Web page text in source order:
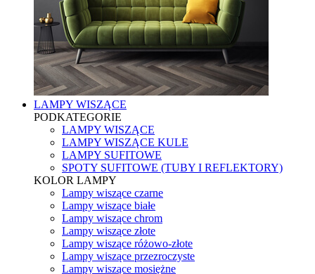
LAMPY WISZĄCE
PODKATEGORIE
LAMPY WISZĄCE
LAMPY WISZĄCE KULE
LAMPY SUFITOWE
SPOTY SUFITOWE (TUBY I REFLEKTORY)
KOLOR LAMPY
Lampy wiszące czarne
Lampy wiszące białe
Lampy wiszące chrom
Lampy wiszące złote
Lampy wiszące różowo-złote
Lampy wiszące przezroczyste
Lampy wiszące mosiężne